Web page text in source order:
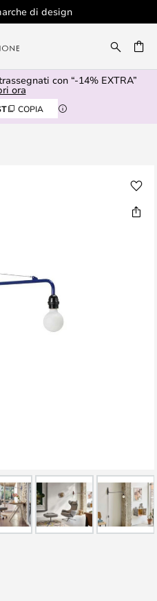
di design
con “-14% EXTRA”
ora
COPIA